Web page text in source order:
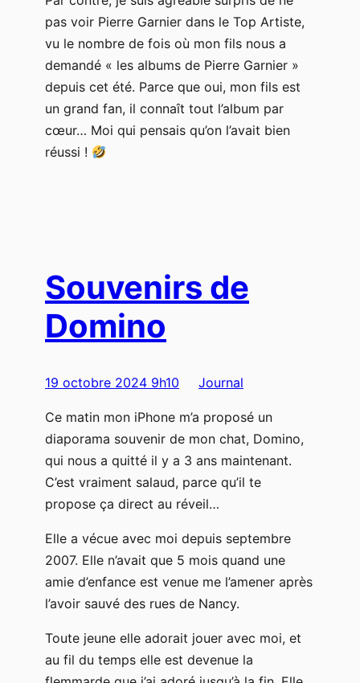
pas voir Pierre Garnier dans le Top Artiste,
vu le nombre de fois où mon fils nous a
demandé « les albums de Pierre Garnier »
depuis cet été. Parce que oui, mon fils est
un grand fan, il connaît tout l’album par
cœur… Moi qui pensais qu’on l’avait bien
réussi !
Souvenirs de
Domino
19 octobre 2024 9h10 Journal
Ce matin mon iPhone m’a proposé un
diaporama souvenir de mon chat, Domino,
qui nous a quitté il y a 3 ans maintenant.
C’est vraiment salaud, parce qu’il te
propose ça direct au réveil…
Elle a vécue avec moi depuis septembre
2007. Elle n’avait que 5 mois quand une
amie d’enfance est venue me l’amener après
l’avoir sauvé des rues de Nancy.
Toute jeune elle adorait jouer avec moi, et
au fil du temps elle est devenue la